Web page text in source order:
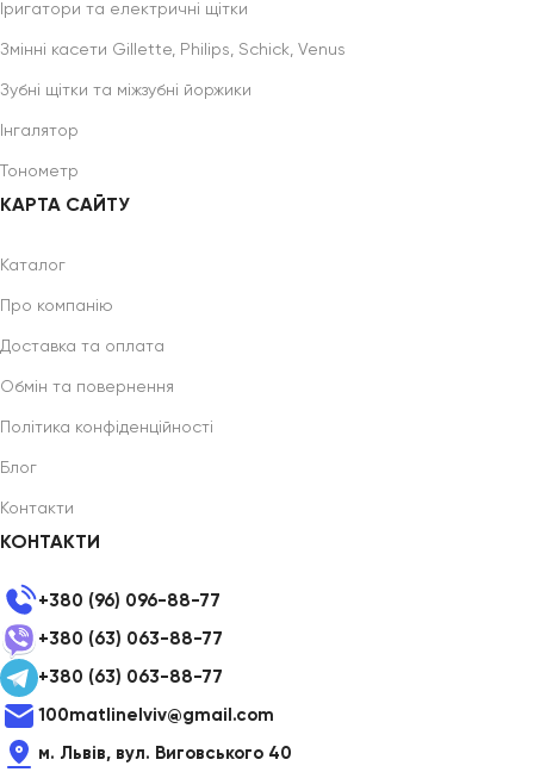
Іригатори та електричні щітки
Змінні касети Gillette, Philips, Schick, Venus
Зубні щітки та міжзубні йоржики
Інгалятор
Тонометр
КАРТА САЙТУ
Каталог
Про компанію
Доставка та оплата
Обмін та повернення
Політика конфіденційності
Блог
Контакти
КОНТАКТИ
+380 (96) 096-88-77
+380 (63) 063-88-77
+380 (63) 063-88-77
100matlinelviv@gmail.com
м. Львів, вул. Виговського 40